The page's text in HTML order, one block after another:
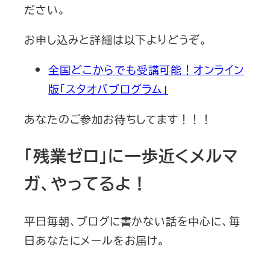
ださい。
お申し込みと詳細は以下よりどうぞ。
全国どこからでも受講可能！オンライン
版「スタオバプログラム」
あなたのご参加お待ちしてます！！！
「残業ゼロ」に一歩近くメルマ
ガ、やってるよ！
平日毎朝、ブログに書かない話を中心に、毎
日あなたにメールをお届け。